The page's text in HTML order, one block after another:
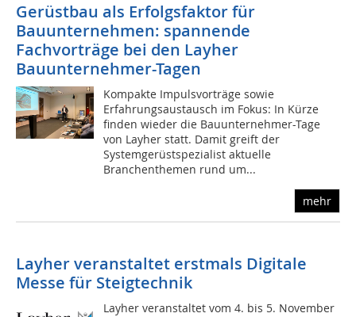
Gerüstbau als Erfolgsfaktor für
Bauunternehmen: spannende
Fachvorträge bei den Layher
Bauunternehmer-Tagen
Kompakte Impulsvorträge sowie
Erfahrungsaustausch im Fokus: In Kürze
finden wieder die Bauunternehmer-Tage
von Layher statt. Damit greift der
Systemgerüstspezialist aktuelle
Branchenthemen rund um...
mehr
Layher veranstaltet erstmals Digitale
Messe für Steigtechnik
Layher veranstaltet vom 4. bis 5. November